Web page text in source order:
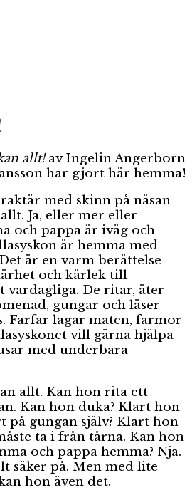
allt!av Ingelin Angerborn
har gjort här hemma!
med skinn på näsan
Ja, eller mer eller
och pappa är iväg och
är hemma med
är en varm berättelse
och kärlek till
De ritar, äter
gungar och läser
Farfar lagar maten, farmor
vill gärna hjälpa
med underbara
allt. Kan hon rita ett
Kan hon duka? Klart hon
på gungan själv? Klart hon
ta i från tårna. Kan hon
och pappa hemma? Nja.
säker på. Men med lite
hon även det.